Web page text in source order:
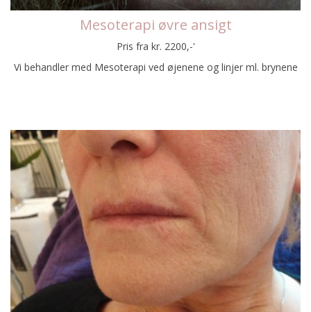
Mesoterapi øvre ansigt
Pris fra kr. 2200,-'
Vi behandler med Mesoterapi ved øjenene og linjer ml. brynene